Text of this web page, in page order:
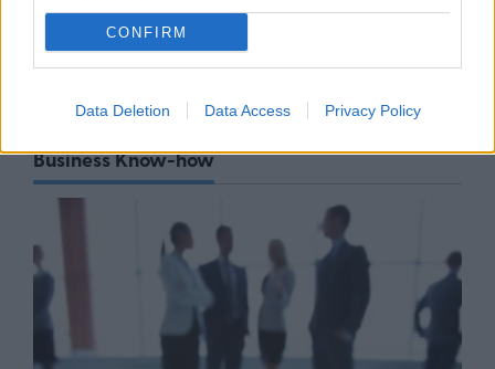
CONFIRM
Data Deletion Data Access Privacy Policy
στη Χαλκιδική
06/08/26
Business Know-how